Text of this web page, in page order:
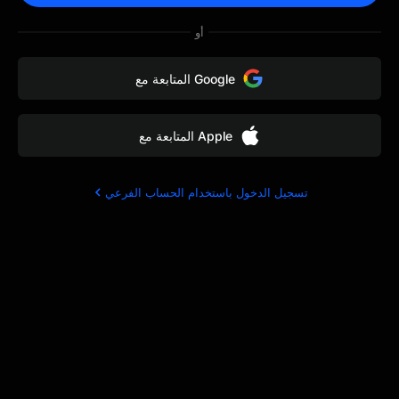
أو
المتابعة مع Google
المتابعة مع Apple
تسجيل الدخول باستخدام الحساب الفرعي